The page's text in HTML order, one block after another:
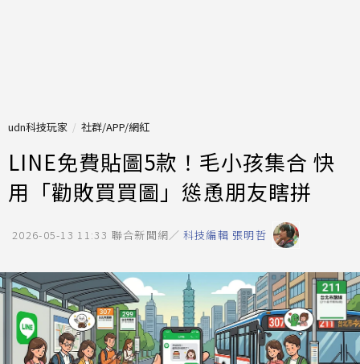
udn科技玩家 社群/APP/網紅
LINE免費貼圖5款！毛小孩集合 快
用「勸敗買買圖」慫恿朋友瞎拼
2026-05-13 11:33 聯合新聞網／ 科技編輯 張明哲